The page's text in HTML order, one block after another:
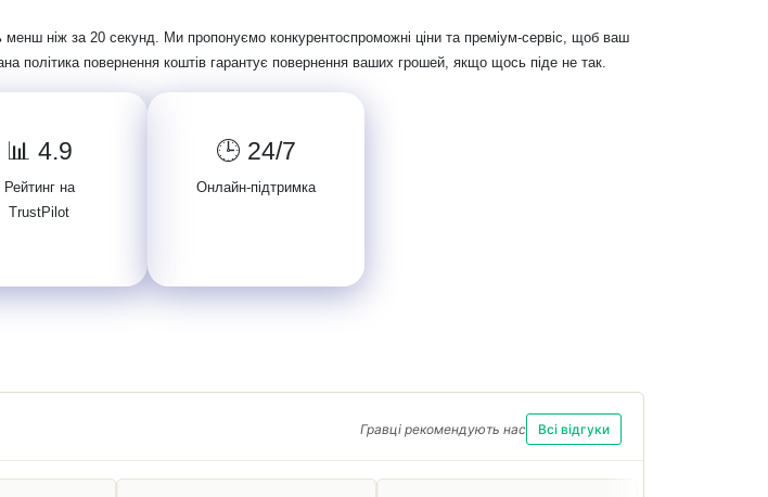
ніж за 20 секунд. Ми пропонуємо конкурентоспроможні ціни та преміум-сервіс, щоб ваш
політика повернення коштів гарантує повернення ваших грошей, якщо щось піде не так.
📊 4.9
Рейтинг на
TrustPilot
🕒 24/7
Онлайн-підтримка
Гравці рекомендують нас Всі відгуки